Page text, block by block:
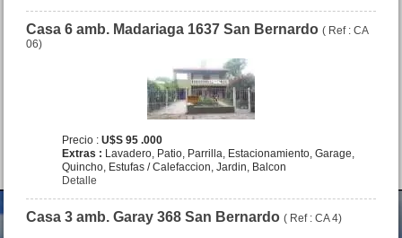
Dpto. 2 amb. Machado 145
San Bernardo
Precio :U$S 33 .000
Casa 6 amb. Madariaga 1637 San Bernardo( Ref : CA
06)
Precio :U$S 95 .000
Extras : Lavadero, Patio, Parrilla, Estacionamiento, Garage,
Quincho, Estufas / Calefaccion, Jardin, Balcon
Detalle
Casa 3 amb. Garay 368 San Bernardo( Ref : CA 4)